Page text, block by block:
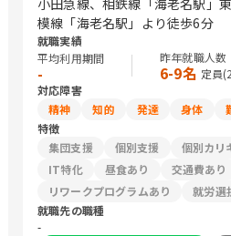
小田急線、相鉄線「海老名駅」
模線「海老名駅」より徒歩6分
就職実績
平均利用期間
-
昨年就職人数
6-9名 定員(
対応障害
精神
知的 発達 身体
特徴
集団支援
個別支援 個別カリ
IT特化
昼食あり 交通費あり
リワークプログラムあり
就労選
就職先の職種
-